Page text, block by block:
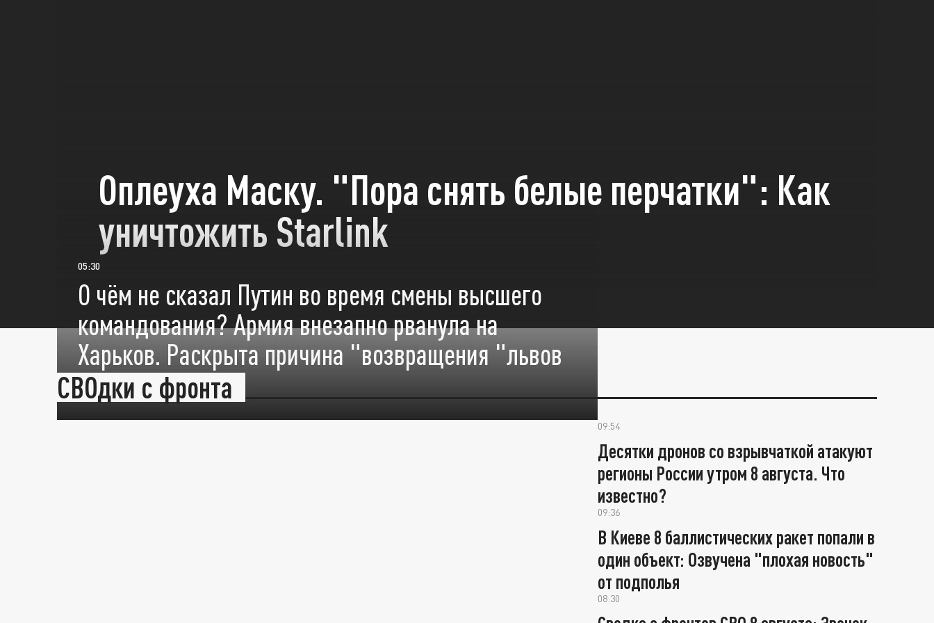
Оплеуха Маску. "Пора снять белые перчатки": Как
уничтожить Starlink
СВОдки с фронта
05:30
О чём не сказал Путин во время смены высшего
командования? Армия внезапно рванула на
Харьков. Раскрыта причина "возвращения "львов
Кима"
09:54
Десятки дронов со взрывчаткой атакуют
регионы России утром 8 августа. Что
известно?
09:36
В Киеве 8 баллистических ракет попали в
один объект: Озвучена "плохая новость"
от подполья
08:30